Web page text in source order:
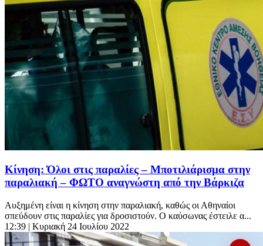
Κίνηση: Όλοι στις παραλίες – Μποτιλιάρισμα στην
παραλιακή – ΦΩΤΟ αναγνώστη από την Βάρκιζα
Αυξημένη είναι η κίνηση στην παραλιακή, καθώς οι Αθηναίοι
σπεύδουν στις παραλίες για δροσιστούν. Ο καύσωνας έστειλε α...
12:39 | Κυριακή 24 Ιουλίου 2022